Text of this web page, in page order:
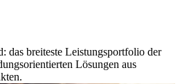
das breiteste Leistungsportfolio der
Lösungen aus